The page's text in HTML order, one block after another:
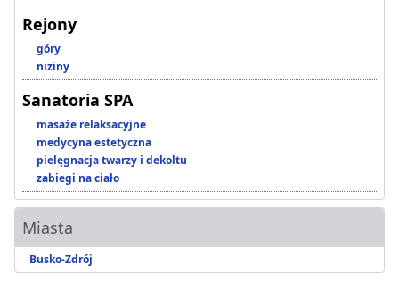
Rejony
góry
niziny
Sanatoria SPA
masaże relaksacyjne
medycyna estetyczna
pielęgnacja twarzy i dekoltu
zabiegi na ciało
Miasta
Busko-Zdrój